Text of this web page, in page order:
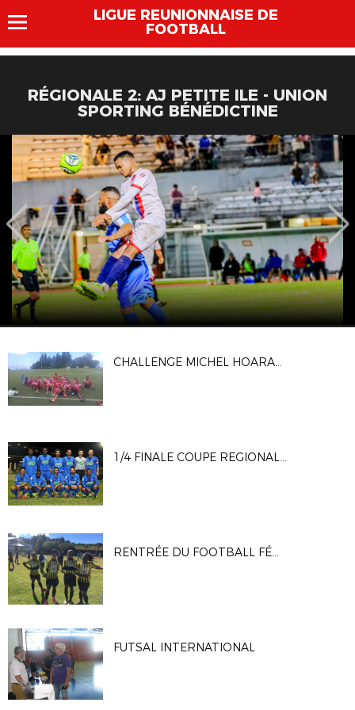
LIGUE REUNIONNAISE DE
FOOTBALL
RÉGIONALE 2: AJ PETITE ILE - UNION
SPORTING BÉNÉDICTINE
CHALLENGE MICHEL HOARAU U11 U13 DU CLUB AS GUILLAUME
1/4 FINALE COUPE REGIONALE DE FRANCE
RENTRÉE DU FOOTBALL FÉMININ 10 SEPTEMBRE 2017
FUTSAL INTERNATIONAL